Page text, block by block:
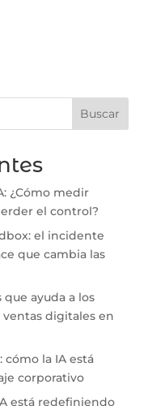
Buscar
¿Cómo medir
el control?
el incidente
que cambia las
que ayuda a los
digitales en
cómo la IA está
corporativo
está redefiniendo